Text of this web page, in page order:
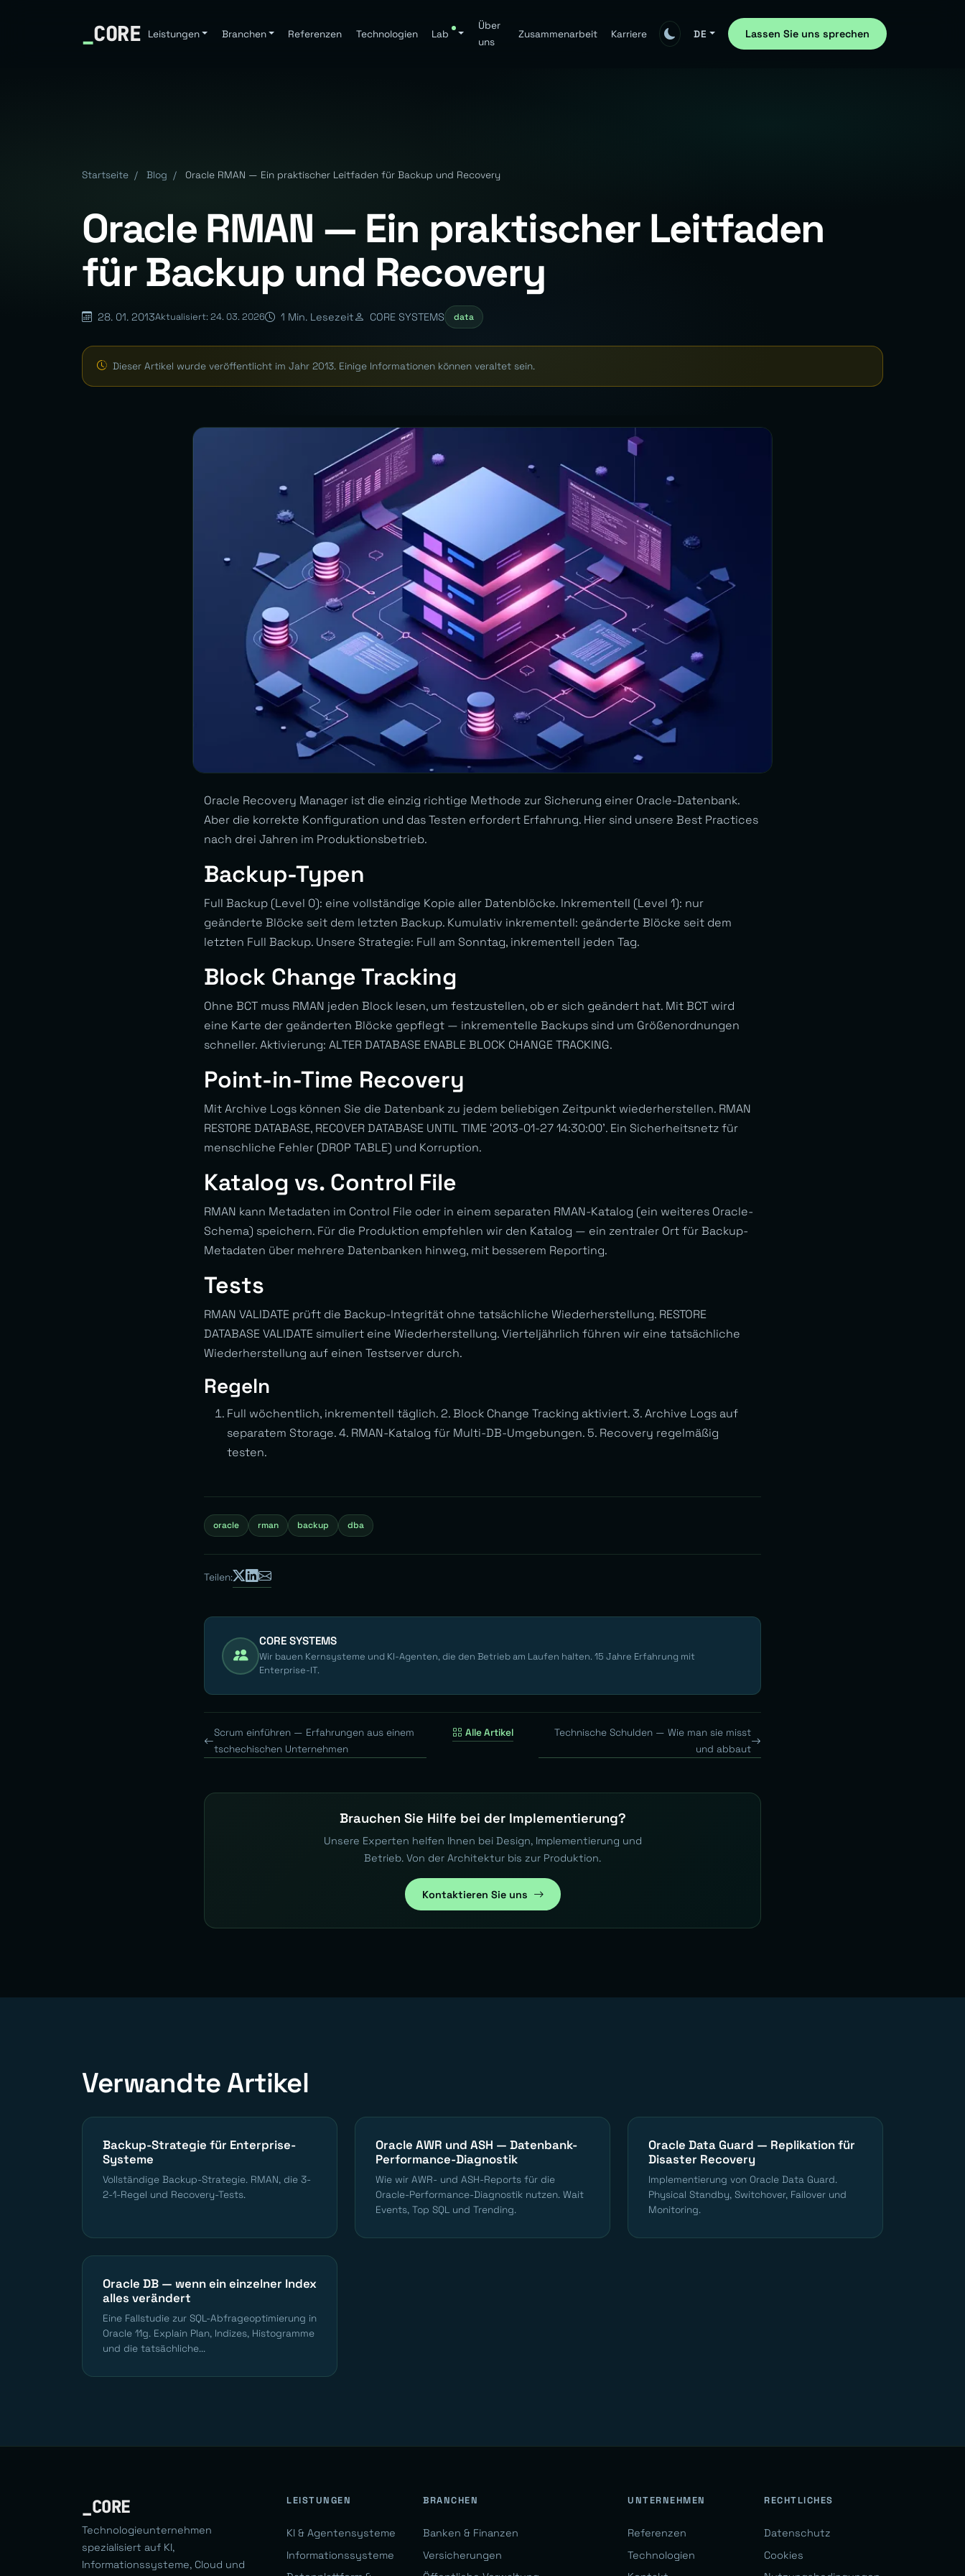
_CORE Leistungen Branchen Referenzen Technologien Lab
Über
uns
Zusammenarbeit Karriere DE Lassen Sie uns sprechen
Startseite / Blog / Oracle RMAN — Ein praktischer Leitfaden für Backup und Recovery
Oracle RMAN — Ein praktischer Leitfaden
für Backup und Recovery
28. 01. 2013Aktualisiert: 24. 03. 2026 1 Min. Lesezeit CORE SYSTEMS data
Dieser Artikel wurde veröffentlicht im Jahr 2013. Einige Informationen können veraltet sein.
Oracle Recovery Manager ist die einzig richtige Methode zur Sicherung einer Oracle-Datenbank.
Aber die korrekte Konfiguration und das Testen erfordert Erfahrung. Hier sind unsere Best Practices
nach drei Jahren im Produktionsbetrieb.
Backup-Typen
Full Backup (Level 0): eine vollständige Kopie aller Datenblöcke. Inkrementell (Level 1): nur
geänderte Blöcke seit dem letzten Backup. Kumulativ inkrementell: geänderte Blöcke seit dem
letzten Full Backup. Unsere Strategie: Full am Sonntag, inkrementell jeden Tag.
Block Change Tracking
Ohne BCT muss RMAN jeden Block lesen, um festzustellen, ob er sich geändert hat. Mit BCT wird
eine Karte der geänderten Blöcke gepflegt — inkrementelle Backups sind um Größenordnungen
schneller. Aktivierung: ALTER DATABASE ENABLE BLOCK CHANGE TRACKING.
Point-in-Time Recovery
Mit Archive Logs können Sie die Datenbank zu jedem beliebigen Zeitpunkt wiederherstellen. RMAN
RESTORE DATABASE, RECOVER DATABASE UNTIL TIME ‘2013-01-27 14:30:00’. Ein Sicherheitsnetz für
menschliche Fehler (DROP TABLE) und Korruption.
Katalog vs. Control File
RMAN kann Metadaten im Control File oder in einem separaten RMAN-Katalog (ein weiteres Oracle-
Schema) speichern. Für die Produktion empfehlen wir den Katalog — ein zentraler Ort für Backup-
Metadaten über mehrere Datenbanken hinweg, mit besserem Reporting.
Tests
RMAN VALIDATE prüft die Backup-Integrität ohne tatsächliche Wiederherstellung. RESTORE
DATABASE VALIDATE simuliert eine Wiederherstellung. Vierteljährlich führen wir eine tatsächliche
Wiederherstellung auf einen Testserver durch.
Regeln
Full wöchentlich, inkrementell täglich. 2. Block Change Tracking aktiviert. 3. Archive Logs auf
separatem Storage. 4. RMAN-Katalog für Multi-DB-Umgebungen. 5. Recovery regelmäßig
testen.
oracle rman backup dba
Teilen:
CORE SYSTEMS
Wir bauen Kernsysteme und KI-Agenten, die den Betrieb am Laufen halten. 15 Jahre Erfahrung mit
Enterprise-IT.
Scrum einführen — Erfahrungen aus einem
tschechischen Unternehmen
Alle Artikel
Technische Schulden — Wie man sie misst
und abbaut
Brauchen Sie Hilfe bei der Implementierung?
Unsere Experten helfen Ihnen bei Design, Implementierung und
Betrieb. Von der Architektur bis zur Produktion.
Kontaktieren Sie uns
Verwandte Artikel
Backup-Strategie für Enterprise-
Systeme
Vollständige Backup-Strategie. RMAN, die 3-
2-1-Regel und Recovery-Tests.
Oracle AWR und ASH — Datenbank-
Performance-Diagnostik
Wie wir AWR- und ASH-Reports für die
Oracle-Performance-Diagnostik nutzen. Wait
Events, Top SQL und Trending.
Oracle Data Guard — Replikation für
Disaster Recovery
Implementierung von Oracle Data Guard.
Physical Standby, Switchover, Failover und
Monitoring.
Oracle DB — wenn ein einzelner Index
alles verändert
Eine Fallstudie zur SQL-Abfrageoptimierung in
Oracle 11g. Explain Plan, Indizes, Histogramme
und die tatsächliche...
_CORE
Technologieunternehmen
spezialisiert auf KI,
Informationssysteme, Cloud und
LEISTUNGEN
KI & Agentensysteme
Informationssysteme
BRANCHEN
Banken & Finanzen
Versicherungen
UNTERNEHMEN
Referenzen
Technologien
RECHTLICHES
Datenschutz
Cookies